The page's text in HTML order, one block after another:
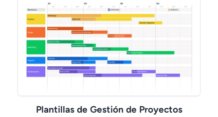
Plantillas de Gestión de Proyectos